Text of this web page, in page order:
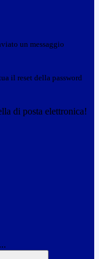
un messaggio
il reset della password
di posta elettronica!